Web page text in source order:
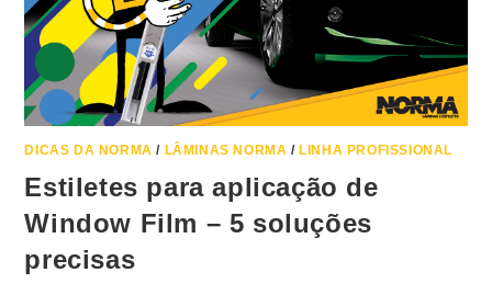
DICAS DA NORMA / LÂMINAS NORMA / LINHA PROFISSIONAL
Estiletes para aplicação de
Window Film – 5 soluções
precisas